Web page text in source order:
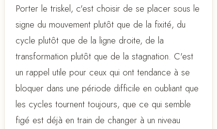
Porter le triskel, c'est choisir de se placer sous le
signe du mouvement plutôt que de la fixité, du
cycle plutôt que de la ligne droite, de la
transformation plutôt que de la stagnation. C'est
un rappel utile pour ceux qui ont tendance à se
bloquer dans une période difficile en oubliant que
les cycles tournent toujours, que ce qui semble
figé est déjà en train de changer à un niveau